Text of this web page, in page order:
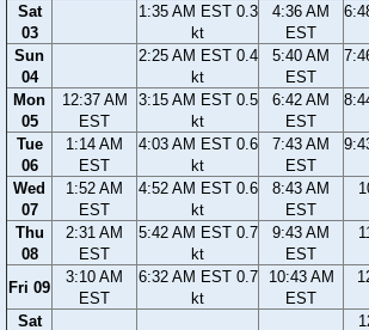
Sat
03
1:35 AM EST 0.3
kt
4:36 AM
EST
Sun
04
2:25 AM EST 0.4
kt
5:40 AM
EST
Mon
05
12:37 AM
EST
3:15 AM EST 0.5
kt
6:42 AM
EST
Tue
06
1:14 AM
EST
4:03 AM EST 0.6
kt
7:43 AM
EST
Wed
07
1:52 AM
EST
4:52 AM EST 0.6
kt
8:43 AM
EST
Thu
08
2:31 AM
EST
5:42 AM EST 0.7
kt
9:43 AM
EST
Fri 09
3:10 AM
EST
6:32 AM EST 0.7
kt
10:43 AM
EST
Sat